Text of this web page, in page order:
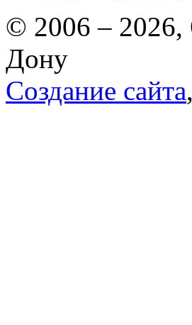
© 2006 – 2026,
Дону
Создание сайта,